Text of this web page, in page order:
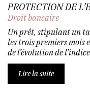
PROTECTION DE
Droit bancaire
Un prêt, stipulant un
les trois premiers mois
de l’évolution de
Lire la suite